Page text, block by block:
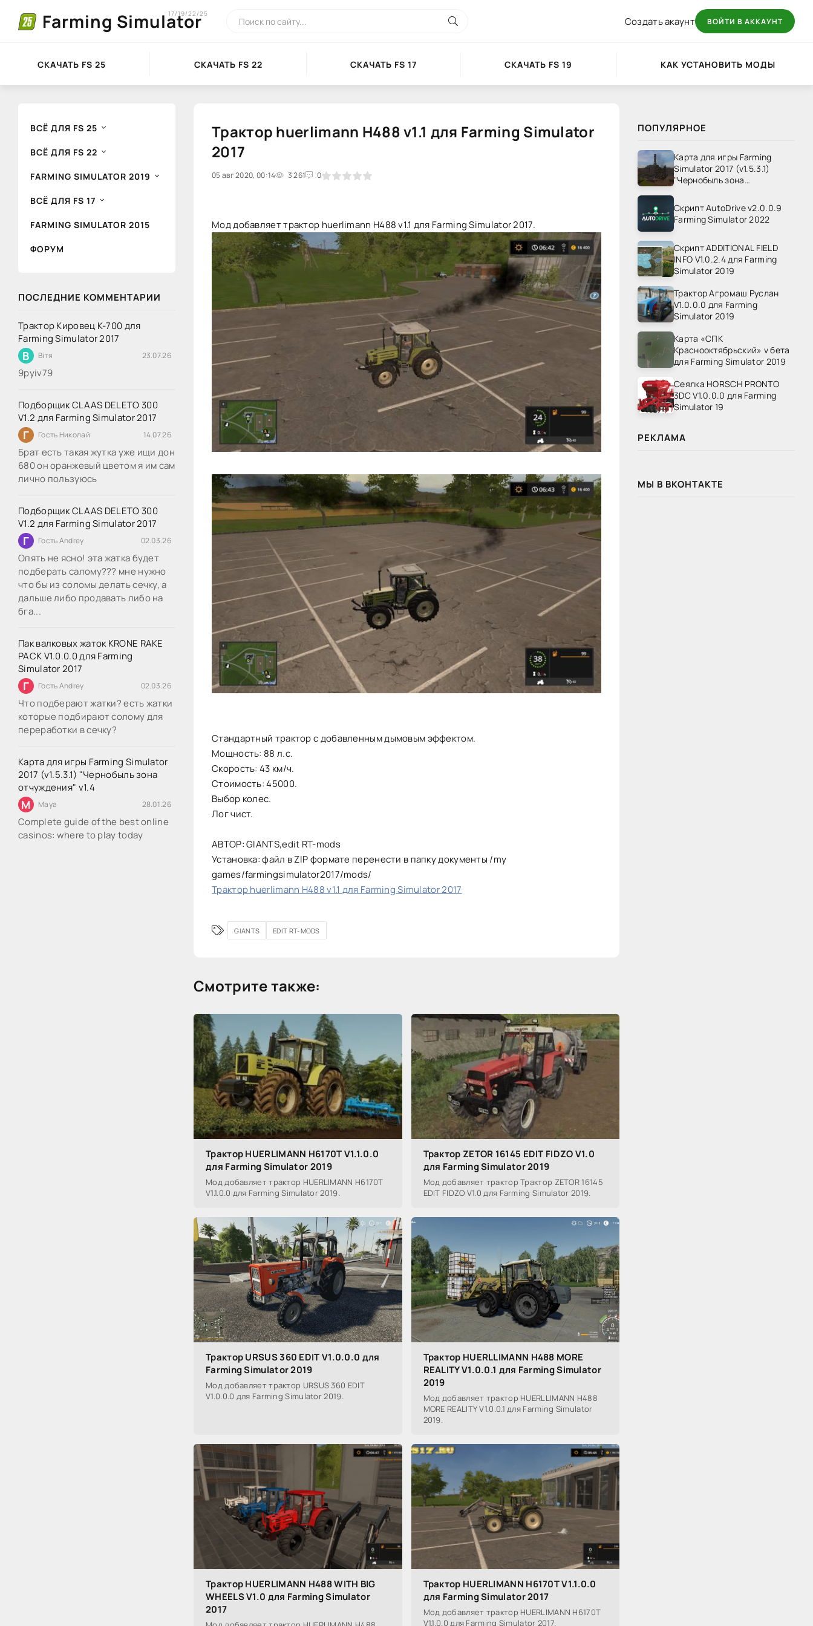
Farming Simulator
17/19/22/25
Создать акаунт ВОЙТИ В АККАУНТ
СКАЧАТЬ FS 25 СКАЧАТЬ FS 22 СКАЧАТЬ FS 17 СКАЧАТЬ FS 19 КАК УСТАНОВИТЬ МОДЫ
ВСЁ ДЛЯ FS 25
ВСЁ ДЛЯ FS 22
FARMING SIMULATOR 2019
ВСЁ ДЛЯ FS 17
FARMING SIMULATOR 2015
ФОРУМ
ПОСЛЕДНИЕ КОММЕНТАРИИ
Трактор Кировец К-700 для
Farming Simulator 2017
В Вітя 23.07.26
9руіv79
Подборщик CLAAS DELETO 300
V1.2 для Farming Simulator 2017
Г Гость Николай 14.07.26
Брат есть такая жутка уже ищи дон
680 он оранжевый цветом я им сам
лично пользуюсь
Подборщик CLAAS DELETO 300
V1.2 для Farming Simulator 2017
Г Гость Andrey 02.03.26
Опять не ясно! эта жатка будет
подберать салому??? мне нужно
что бы из соломы делать сечку, а
дальше либо продавать либо на
бга...
Пак валковых жаток KRONE RAKE
PACK V1.0.0.0 для Farming
Simulator 2017
Г Гость Andrey 02.03.26
Что подберают жатки? есть жатки
которые подбирают солому для
переработки в сечку?
Карта для игры Farming Simulator
2017 (v1.5.3.1) "Чернобыль зона
отчуждения" v1.4
M Maya 28.01.26
Complete guide of the best online
casinos: where to play today
Трактор huerlimann H488 v1.1 для Farming Simulator
2017
05 авг 2020, 00:14 3 261 0
1 2 3 4 5
Мод добавляет трактор huerlimann H488 v1.1 для Farming Simulator 2017.
Стандартный трактор с добавленным дымовым эффектом.
Мощность: 88 л.с.
Скорость: 43 км/ч.
Стоимость: 45000.
Выбор колес.
Лог чист.
АВТОР: GIANTS,edit RT-mods
Установка: файл в ZIP формате перенести в папку документы /my
games/farmingsimulator2017/mods/
Трактор huerlimann H488 v1.1 для Farming Simulator 2017
GIANTS EDIT RT-MODS
Смотрите также:
Трактор HUERLIMANN H6170T V1.1.0.0
для Farming Simulator 2019
Мод добавляет трактор HUERLIMANN H6170T
V1.1.0.0 для Farming Simulator 2019.
Трактор ZETOR 16145 EDIT FIDZO V1.0
для Farming Simulator 2019
Мод добавляет трактор Трактор ZETOR 16145
EDIT FIDZO V1.0 для Farming Simulator 2019.
Трактор URSUS 360 EDIT V1.0.0.0 для
Farming Simulator 2019
Мод добавляет трактор URSUS 360 EDIT
V1.0.0.0 для Farming Simulator 2019.
Трактор HUERLLIMANN H488 MORE
REALITY V1.0.0.1 для Farming Simulator
2019
Мод добавляет трактор HUERLLIMANN H488
MORE REALITY V1.0.0.1 для Farming Simulator
2019.
Трактор HUERLIMANN H488 WITH BIG
WHEELS V1.0 для Farming Simulator
2017
Трактор HUERLIMANN H6170T V1.1.0.0
для Farming Simulator 2017
Мод добавляет трактор HUERLIMANN H6170T
V1.1.0.0 для Farming Simulator 2017.
ПОПУЛЯРНОЕ
Карта для игры Farming
Simulator 2017 (v1.5.3.1)
"Чернобыль зона
Скрипт AutoDrive v2.0.0.9
Farming Simulator 2022
Скрипт ADDITIONAL FIELD
INFO V1.0.2.4 для Farming
Simulator 2019
Трактор Агромаш Руслан
V1.0.0.0 для Farming
Simulator 2019
Карта «СПК
Краснооктябрьский» v бета
для Farming Simulator 2019
Сеялка HORSCH PRONTO
3DC V1.0.0.0 для Farming
Simulator 19
РЕКЛАМА
МЫ В ВКОНТАКТЕ